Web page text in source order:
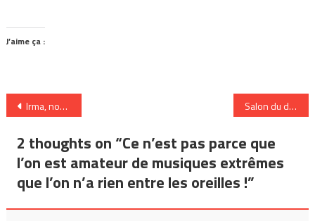
J’aime ça :
Navigation
de
l’article
Irma, nouvelle bombe musicale Salon du disque et des arts underground
2 thoughts on “Ce n’est pas parce que
l’on est amateur de musiques extrêmes
que l’on n’a rien entre les oreilles !”